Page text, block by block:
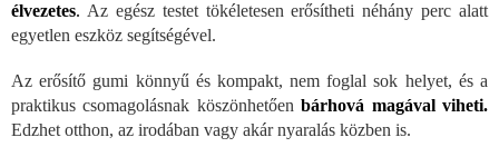
élvezetes. Az egész testet tökéletesen erősítheti néhány perc alatt
egyetlen eszköz segítségével.
Az erősítő gumi könnyű és kompakt, nem foglal sok helyet, és a
praktikus csomagolásnak köszönhetően bárhová magával viheti.
Edzhet otthon, az irodában vagy akár nyaralás közben is.